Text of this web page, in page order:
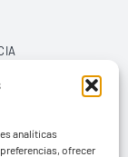
analíticas
ofrecer